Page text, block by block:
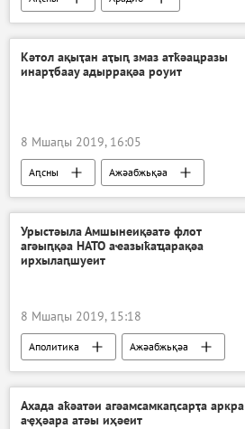
Кәтол ақыҭан аҭыԥ змаз атҟәацразы
инарҭбаау адыррақәа роуит
8 Мшаԥы 2019, 16:05
Аԥсны Ажәабжьқәа
Урыстәыла Амшынеиқәатә флот
агәыԥқәа НАТО аҽазыҟаҵарақәа
ирхылаԥшуеит
8 Мшаԥы 2019, 15:18
Аполитика Ажәабжьқәа
Ахада аҟәатәи агәамсамкаԥсарҭа аркра
аҿҳәара атәы иҳәеит